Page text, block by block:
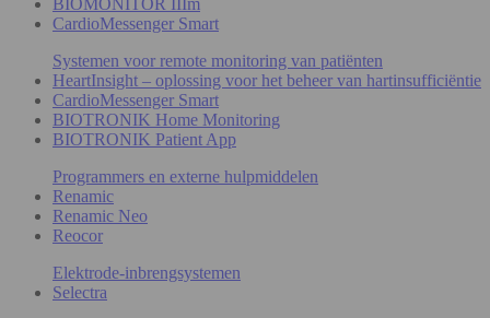
CardioMessenger Smart
Systemen voor remote monitoring van patiënten
HeartInsight – oplossing voor het beheer van hartinsufficiëntie
CardioMessenger Smart
BIOTRONIK Home Monitoring
BIOTRONIK Patient App
Programmers en externe hulpmiddelen
Renamic
Renamic Neo
Reocor
Elektrode-inbrengsystemen
Selectra